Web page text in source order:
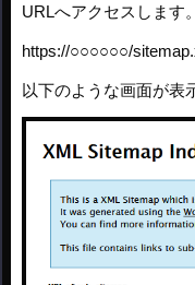
URLへアクセスします。
https://○○○○○○/
以下のような画面が表